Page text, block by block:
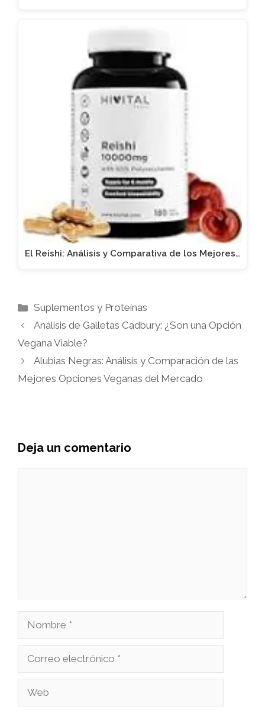
El Reishi: Análisis y Comparativa de los Mejores…
Categorías
Suplementos y Proteínas
Análisis de Galletas Cadbury: ¿Son una Opción
Vegana Viable?
Alubias Negras: Análisis y Comparación de las
Mejores Opciones Veganas del Mercado
Deja un comentario
Nombre
Correo
Web